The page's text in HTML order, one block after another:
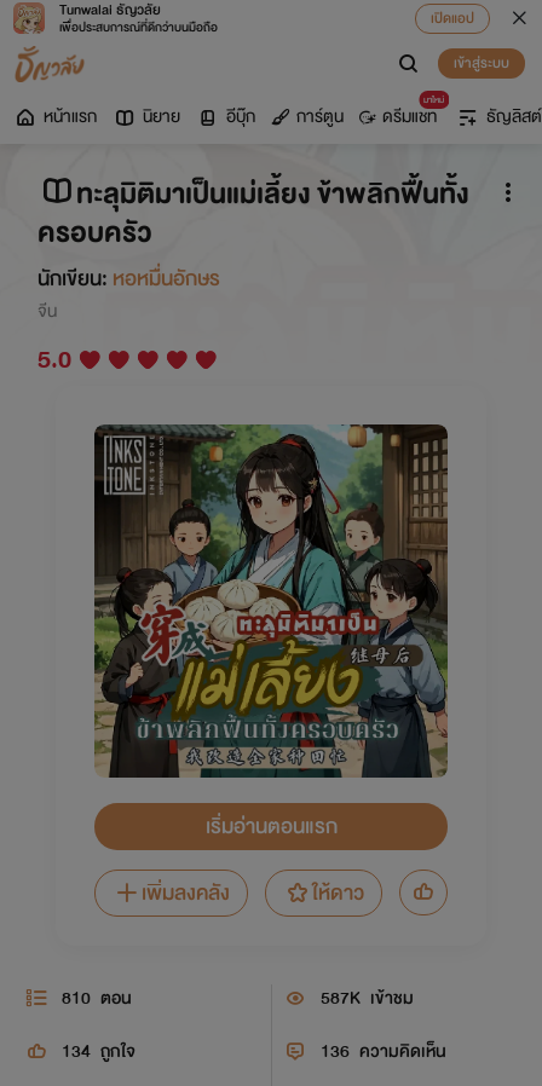
Tunwalai ธัญวลัย
เพื่อประสบการณ์ที่ดีกว่าบนมือถือ
เปิดแอป
เข้าสู่ระบบ
หน้าแรก นิยาย อีบุ๊ก การ์ตูน
มาใหม่
ดรีมแชท ธัญลิสต์
ทะลุมิติมาเป็นแม่เลี้ยง ข้าพลิกฟื้นทั้ง
ครอบครัว
นักเขียน: หอหมื่นอักษร
จีน
5.0
เริ่มอ่านตอนแรก
เพิ่มลงคลัง
ให้ดาว
810 ตอน 587K เข้าชม
134 ถูกใจ 136 ความคิดเห็น